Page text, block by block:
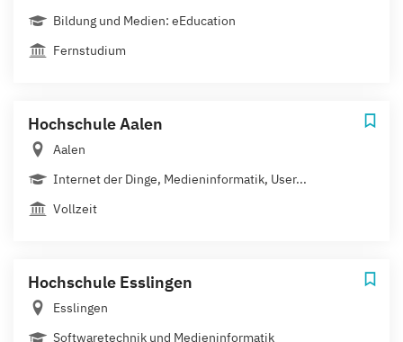
Bildung und Medien: eEducation
Fernstudium
Hochschule Aalen
Aalen
Internet der Dinge, Medieninformatik, User...
Vollzeit
Hochschule Esslingen
Esslingen
Softwaretechnik und Medieninformatik